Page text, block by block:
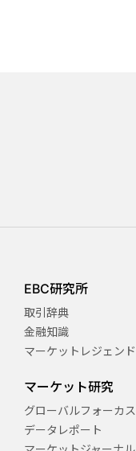
EBC研究所
取引辞典
金融知識
マーケットレジェンド
マーケット研究
グローバルフォーカス
データレポート